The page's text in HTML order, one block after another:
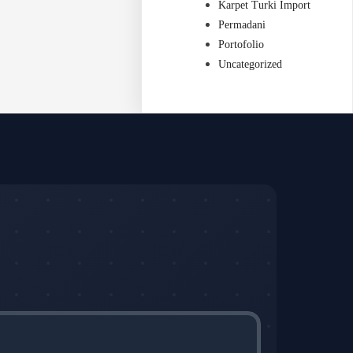
Karpet Turki Import
Permadani
Portofolio
Uncategorized